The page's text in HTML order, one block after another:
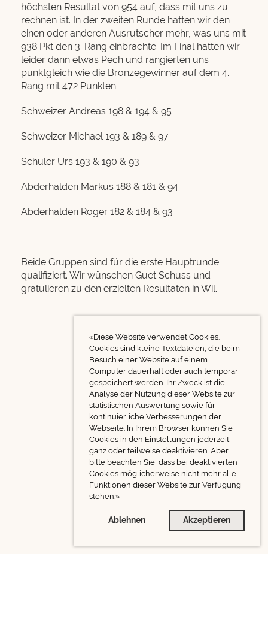
«Diese Website verwendet Cookies.
Cookies sind kleine Textdateien, die beim
Besuch einer Website auf einem
Computer dauerhaft oder auch temporär
gespeichert werden. Ihr Zweck ist die
Analyse der Nutzung dieser Website zur
statistischen Auswertung sowie für
kontinuierliche Verbesserungen der
Webseite. In Ihrem Browser können Sie
Cookies in den Einstellungen jederzeit
ganz oder teilweise deaktivieren. Aber
bitte beachten Sie, dass bei deaktivierten
Cookies möglicherweise nicht mehr alle
Funktionen dieser Website zur Verfügung
stehen.»
Ablehnen Akzeptieren
höchsten Resultat von 954 auf, dass mit uns zu
rechnen ist. In der zweiten Runde hatten wir den
einen oder anderen Ausrutscher mehr, was uns mit
938 Pkt den 3. Rang einbrachte. Im Final hatten wir
leider dann etwas Pech und rangierten uns
punktgleich wie die Bronzegewinner auf dem 4.
Rang mit 472 Punkten.
Schweizer Andreas 198 & 194 & 95
Schweizer Michael 193 & 189 & 97
Schuler Urs 193 & 190 & 93
Abderhalden Markus 188 & 181 & 94
Abderhalden Roger 182 & 184 & 93
Beide Gruppen sind für die erste Hauptrunde
qualifiziert. Wir wünschen Guet Schuss und
gratulieren zu den erzielten Resultaten in Wil.